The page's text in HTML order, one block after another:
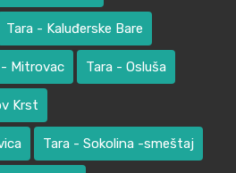
Tara - Kaluđerske Bare
- Mitrovac Tara - Osluša
Krst
Tara - Sokolina -smeštaj